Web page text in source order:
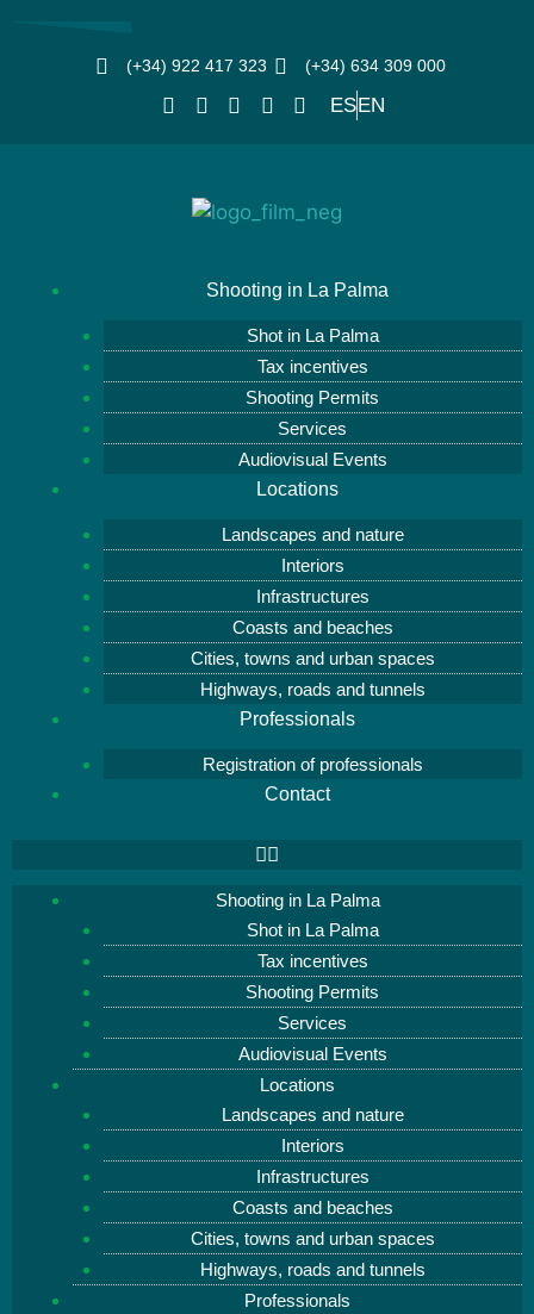
(+34) 922 417 323 (+34) 634 309 000
ESEN
Shooting in La Palma
Shot in La Palma
Tax incentives
Shooting Permits
Services
Audiovisual Events
Locations
Landscapes and nature
Interiors
Infrastructures
Coasts and beaches
Cities, towns and urban spaces
Highways, roads and tunnels
Professionals
Registration of professionals
Contact
Shooting in La Palma
Shot in La Palma
Tax incentives
Shooting Permits
Services
Audiovisual Events
Locations
Landscapes and nature
Interiors
Infrastructures
Coasts and beaches
Cities, towns and urban spaces
Highways, roads and tunnels
Professionals